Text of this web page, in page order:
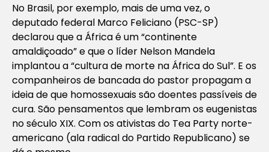
No Brasil, por exemplo, mais de uma vez, o
deputado federal Marco Feliciano (PSC-SP)
declarou que a África é um “continente
amaldiçoado” e que o líder Nelson Mandela
implantou a “cultura de morte na África do Sul”. E os
companheiros de bancada do pastor propagam a
ideia de que homossexuais são doentes passíveis de
cura. São pensamentos que lembram os eugenistas
no século XIX. Com os ativistas do Tea Party norte-
americano (ala radical do Partido Republicano) se